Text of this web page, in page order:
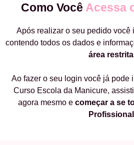
Como Você Acessa
Após realizar o seu pedido você
contendo todos os dados e
área
Ao fazer o seu login você já pode
Curso Escola da Manicure,
agora mesmo e começar a se